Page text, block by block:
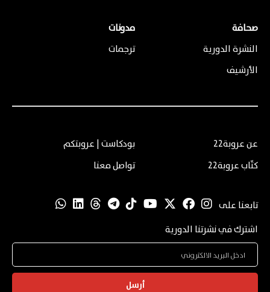
صحافة
النشرة الدورية
الأرشيف
مدونات
ترجمات
عن عروبة22
كتّاب عروبة22
بودكاست | عروبتكم
تواصل معنا
تابعنا على
اشترك في نشرتنا الدورية
أرسل